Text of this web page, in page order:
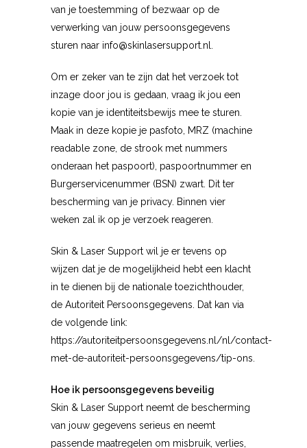
van je toestemming of bezwaar op de
verwerking van jouw persoonsgegevens
sturen naar info@skinlasersupport.nl.
Om er zeker van te zijn dat het verzoek tot
inzage door jou is gedaan, vraag ik jou een
kopie van je identiteitsbewijs mee te sturen.
Maak in deze kopie je pasfoto, MRZ (machine
readable zone, de strook met nummers
onderaan het paspoort), paspoortnummer en
Burgerservicenummer (BSN) zwart. Dit ter
bescherming van je privacy. Binnen vier
weken zal ik op je verzoek reageren.
Skin & Laser Support wil je er tevens op
wijzen dat je de mogelijkheid hebt een klacht
in te dienen bij de nationale toezichthouder,
de Autoriteit Persoonsgegevens. Dat kan via
de volgende link:
https://autoriteitpersoonsgegevens.nl/nl/contact-
met-de-autoriteit-persoonsgegevens/tip-ons.
Hoe ik persoonsgegevens beveilig
Skin & Laser Support neemt de bescherming
van jouw gegevens serieus en neemt
passende maatregelen om misbruik, verlies,